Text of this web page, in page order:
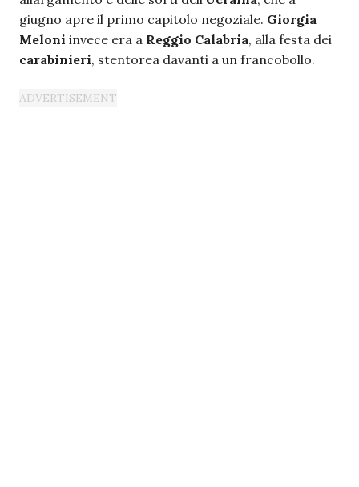
giugno apre il primo capitolo negoziale. Giorgia
Meloni invece era a Reggio Calabria, alla festa dei
carabinieri, stentorea davanti a un francobollo.